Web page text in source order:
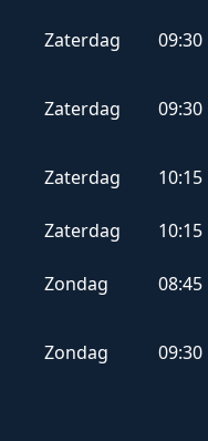
Zaterdag 09:30
Zaterdag 09:30
Zaterdag 10:15
Zaterdag 10:15
Zondag 08:45
Zondag 09:30